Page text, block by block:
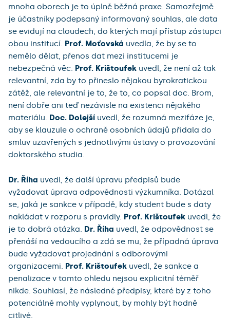
mnoha oborech je to úplně běžná praxe. Samozřejmě
je účastníky podepsaný informovaný souhlas, ale data
se evidují na cloudech, do kterých mají přístup zástupci
obou institucí. Prof. Moťovská uvedla, že by se to
nemělo dělat, přenos dat mezi institucemi je
nebezpečná věc. Prof. Krištoufek uvedl, že není až tak
relevantní, zda by to přineslo nějakou byrokratickou
zátěž, ale relevantní je to, že to, co popsal doc. Brom,
není dobře ani teď nezávisle na existenci nějakého
materiálu. Doc. Dolejší uvedl, že rozumná mezifáze je,
aby se klauzule o ochraně osobních údajů přidala do
smluv uzavřených s jednotlivými ústavy o provozování
doktorského studia.
Dr. Říha uvedl, že další úpravu předpisů bude
vyžadovat úprava odpovědnosti výzkumníka. Dotázal
se, jaká je sankce v případě, kdy student bude s daty
nakládat v rozporu s pravidly. Prof. Krištoufek uvedl, že
je to dobrá otázka. Dr. Říha uvedl, že odpovědnost se
přenáší na vedoucího a zdá se mu, že případná úprava
bude vyžadovat projednání s odborovými
organizacemi. Prof. Krištoufek uvedl, že sankce a
penalizace v tomto ohledu nejsou explicitní téměř
nikde. Souhlasí, že následné předpisy, které by z toho
potenciálně mohly vyplynout, by mohly být hodně
citlivé.